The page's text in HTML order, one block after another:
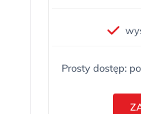
Prosty dostęp: